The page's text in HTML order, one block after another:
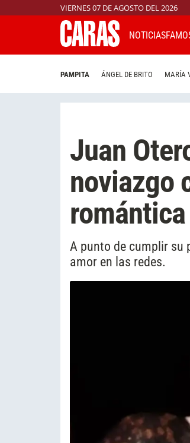
VIERNES 07 DE AGOSTO DEL 2026
NOTICIAS
PAMPITA ÁNGEL DE BRITO MARÍA
Juan
noviazgo
A punto de cumplir su
amor en las redes.